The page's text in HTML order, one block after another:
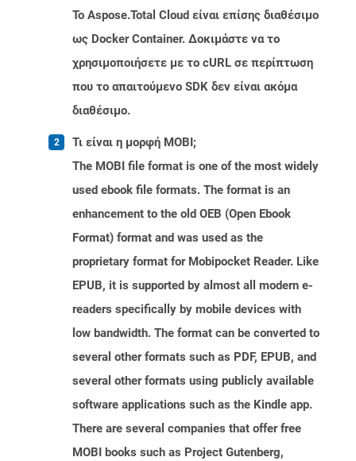
Το Aspose.Total Cloud είναι επίσης διαθέσιμο
ως Docker Container. Δοκιμάστε να το
χρησιμοποιήσετε με το cURL σε περίπτωση
που το απαιτούμενο SDK δεν είναι ακόμα
διαθέσιμο.
Τι είναι η μορφή MOBI;
The MOBI file format is one of the most widely
used ebook file formats. The format is an
enhancement to the old OEB (Open Ebook
Format) format and was used as the
proprietary format for Mobipocket Reader. Like
EPUB, it is supported by almost all modern e-
readers specifically by mobile devices with
low bandwidth. The format can be converted to
several other formats such as PDF, EPUB, and
several other formats using publicly available
software applications such as the Kindle app.
There are several companies that offer free
MOBI books such as Project Gutenberg,